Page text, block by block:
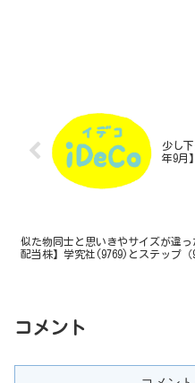
少し
年9月】
似た物同士と思いきやサイズが違っ
配当株】学究社(9769)とステップ（
コメント